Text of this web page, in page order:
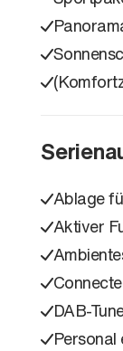
Ablage
Aktiver
DAB-
Personal